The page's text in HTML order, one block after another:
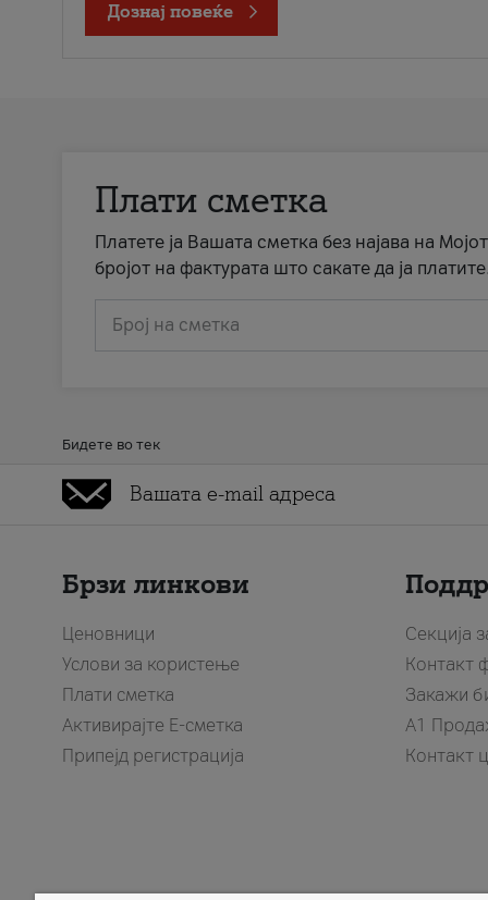
Дознај повеќе
Плати сметка
Платете ја Вашата сметка без најава на
бројот на фактурата што сакате да ја
Број на сметка
Бидете во тек
Брзи линкови
Ценовници
Услови за користење
Плати сметка
Активирајте Е-сметка
Припејд регистрација
Секција
Контакт
Закажи
A1
Контакт